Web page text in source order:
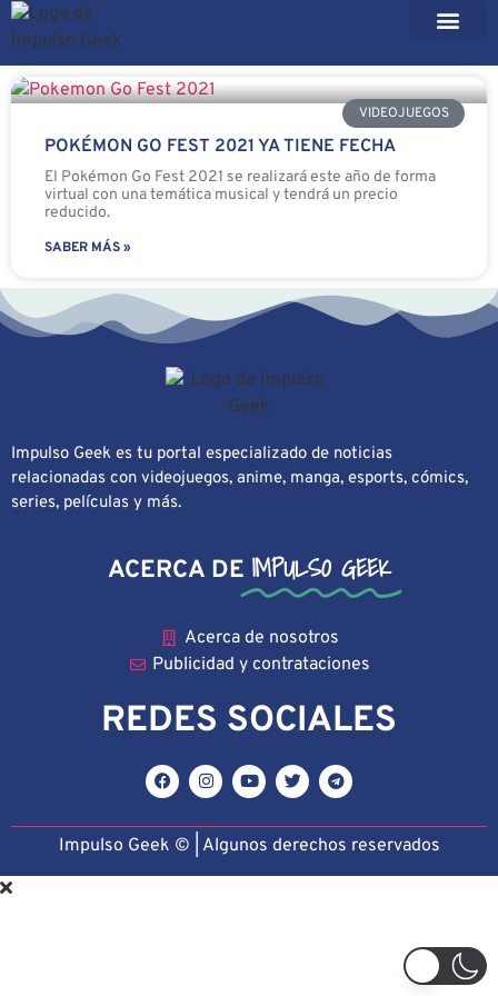
VIDEOJUEGOS
POKÉMON GO FEST 2021 YA TIENE FECHA
El Pokémon Go Fest 2021 se realizará este año de forma
virtual con una temática musical y tendrá un precio
reducido.
SABER MÁS »
Impulso Geek es tu portal especializado de noticias
relacionadas con videojuegos, anime, manga, esports, cómics,
series, películas y más.
ACERCA DE IMPULSO GEEK
Acerca de nosotros
Publicidad y contrataciones
REDES SOCIALES
Impulso Geek © | Algunos derechos reservados